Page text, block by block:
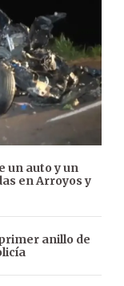
un auto y un
en Arroyos y
anillo de